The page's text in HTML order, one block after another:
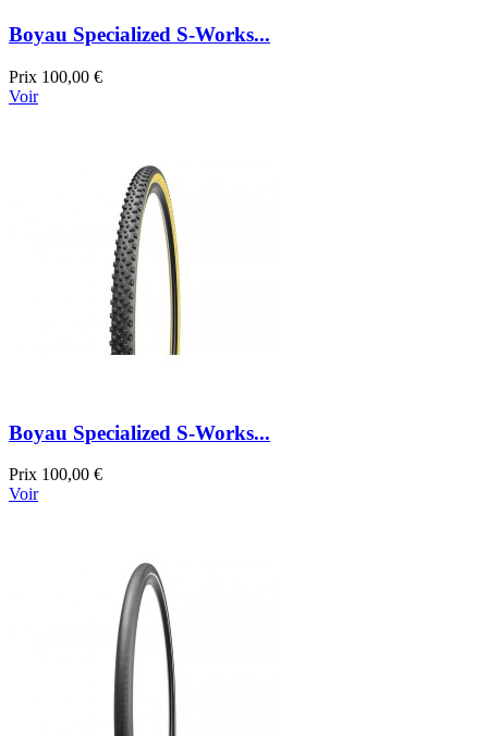
Boyau Specialized S-Works...
Prix 100,00 €
Voir
Boyau Specialized S-Works...
Prix 100,00 €
Voir